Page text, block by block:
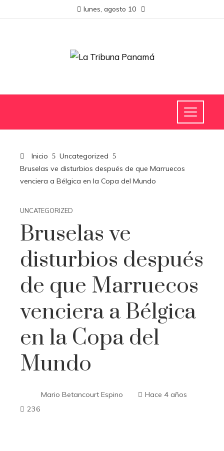
lunes, agosto 10
Inicio
Uncategorized
Bruselas ve disturbios después de que Marruecos
venciera a Bélgica en la Copa del Mundo
UNCATEGORIZED
Bruselas ve
disturbios después
de que Marruecos
venciera a Bélgica
en la Copa del
Mundo
Mario Betancourt Espino
Hace 4 años
236